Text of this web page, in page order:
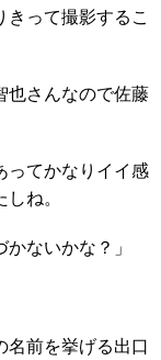
って撮影するこ
也さんなので佐藤
ってかなりイイ感
ね。
ないかな？」
名前を挙げる出口